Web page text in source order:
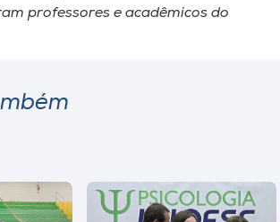
professores e acadêmicos do